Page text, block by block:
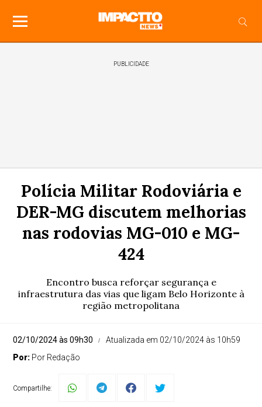
PUBLICIDADE
Polícia Militar Rodoviária e
DER-MG discutem melhorias
nas rodovias MG-010 e MG-
424
Encontro busca reforçar segurança e
infraestrutura das vias que ligam Belo Horizonte à
região metropolitana
02/10/2024 às 09h30
Atualizada em 02/10/2024 às 10h59
Por: Por Redação
Compartilhe: